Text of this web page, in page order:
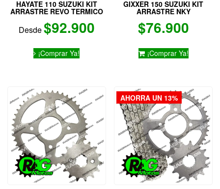
HAYATE 110 SUZUKI KIT
ARRASTRE REVO TERMICO
Desde$92.900
¡Comprar Ya!
Este
Las
opciones
se
pueden
elegir
en
la
página
de
producto
GIXXER 150 SUZUKI KIT
ARRASTRE NKY
$76.900
¡Comprar Ya!
AHORRA UN 13%